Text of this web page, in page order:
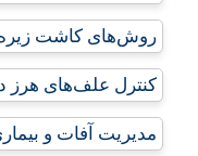
روش‌های کاشت
کنترل علف‌های هرز
مدیریت آفات و